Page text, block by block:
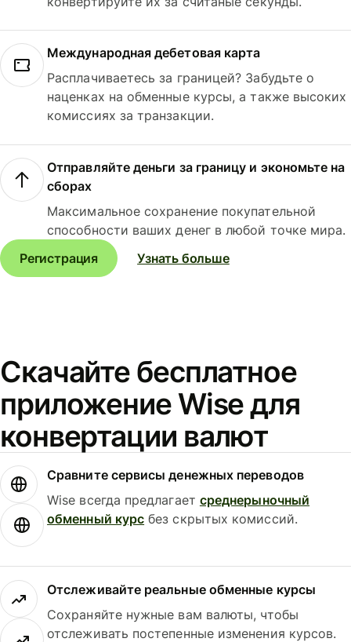
Международная дебетовая карта
Расплачиваетесь за границей? Забудьте о
наценках на обменные курсы, а также высоких
комиссиях за транзакции.
Отправляйте деньги за границу и экономьте на
сборах
Максимальное сохранение покупательной
способности ваших денег в любой точке мира.
Регистрация
Узнать больше
Скачайте бесплатное
приложение Wise для
конвертации валют
Сравните сервисы денежных переводов
Wise всегда предлагает среднерыночный
обменный курс без скрытых комиссий.
Отслеживайте реальные обменные курсы
Сохраняйте нужные вам валюты, чтобы
отслеживать постепенные изменения курсов.